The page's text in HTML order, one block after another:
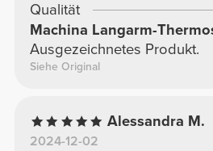
Qualität
Machina Langarm-
Ausgezeichnetes Produkt.
Siehe Original
Alessandra M.
2024-12-02